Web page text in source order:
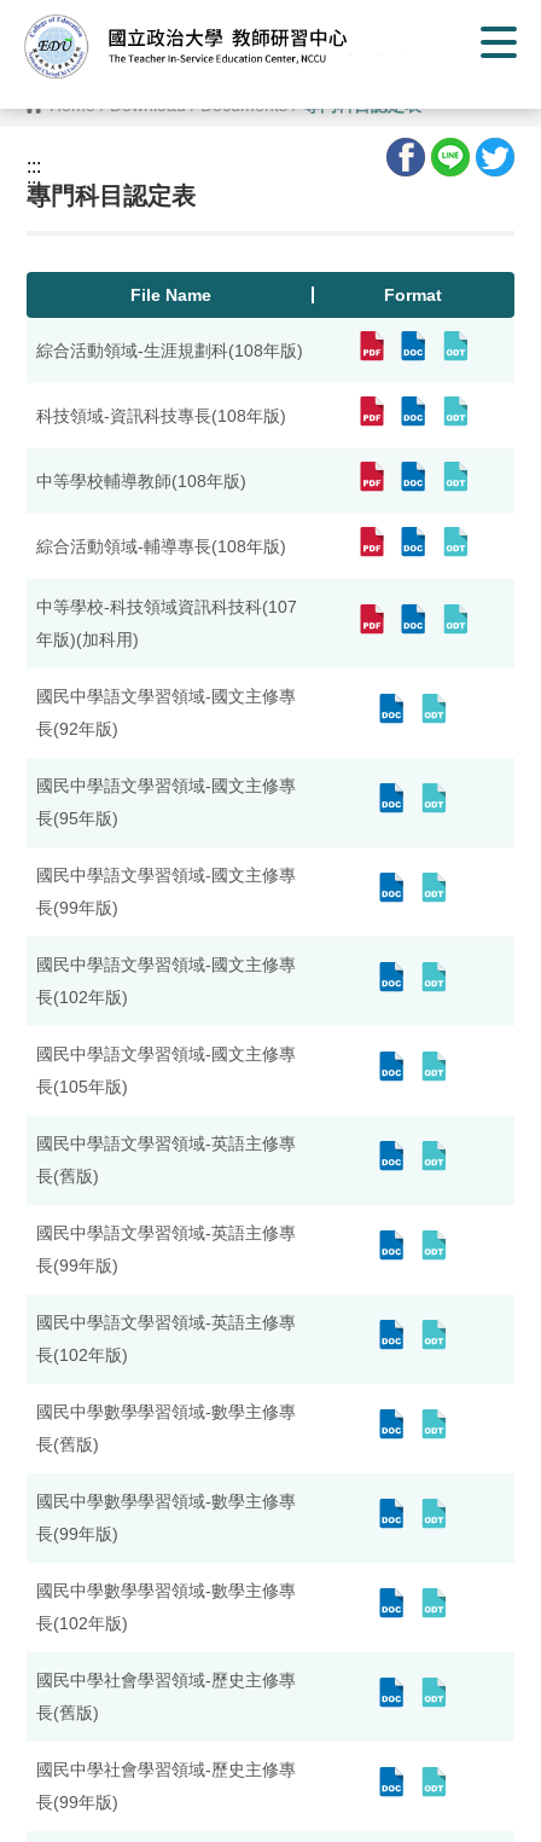
o
Home/Download/Documents/專門科目認定表
:::
:::
專門科目認定表
File Name Format
綜合活動領域-生涯規劃科(108年版)
科技領域-資訊科技專長(108年版)
中等學校輔導教師(108年版)
綜合活動領域-輔導專長(108年版)
中等學校-科技領域資訊科技科(107
年版)(加科用)
國民中學語文學習領域-國文主修專
長(92年版)
國民中學語文學習領域-國文主修專
長(95年版)
國民中學語文學習領域-國文主修專
長(99年版)
國民中學語文學習領域-國文主修專
長(102年版)
國民中學語文學習領域-國文主修專
長(105年版)
國民中學語文學習領域-英語主修專
長(舊版)
國民中學語文學習領域-英語主修專
長(99年版)
國民中學語文學習領域-英語主修專
長(102年版)
國民中學數學學習領域-數學主修專
長(舊版)
國民中學數學學習領域-數學主修專
長(99年版)
國民中學數學學習領域-數學主修專
長(102年版)
國民中學社會學習領域-歷史主修專
長(舊版)
國民中學社會學習領域-歷史主修專
長(99年版)